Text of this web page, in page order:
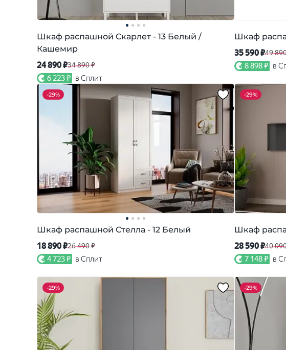
Шкаф распашной Скарлет - 13 Белый /
Кашемир
24 890 ₽34 890 ₽
6 223 ₽ в Сплит
Шкаф
35 590 ₽49
8 898 ₽ в
-29%
Шкаф распашной Стелла - 12 Белый
18 890 ₽26 490 ₽
4 723 ₽ в Сплит
-29%
Шкаф
28 590 ₽40
7 148 ₽ в
-29% -29%